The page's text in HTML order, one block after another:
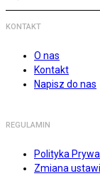
KONTAKT
O nas
Kontakt
Napisz do nas
REGULAMIN
Polityka
Zmiana